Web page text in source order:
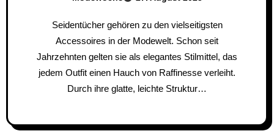
Seidentücher gehören zu den vielseitigsten
Accessoires in der Modewelt. Schon seit
Jahrzehnten gelten sie als elegantes Stilmittel, das
jedem Outfit einen Hauch von Raffinesse verleiht.
Durch ihre glatte, leichte Struktur…